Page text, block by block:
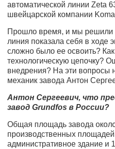
автоматической линии Zeta
швейцарской компании
Прошло время, и мы решили
линия показала себя в ходе
сложно было ее освоить?
технологическую цепочку?
внедрения? На эти вопросы
механик завода Антон
Антон Сергеевич, что
завод Grundfos в России?
Общая площадь завода
производственных
административное здание и